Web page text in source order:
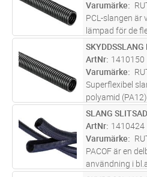
mer
Varumärke
PCL-slangen är
lämpad för de
Bra böjlighet
torra och låga
mer
M Lägg i
SKYDDSSLANG
ArtNr 1410150
Varumärke
Superflexibel
polyamid
robotar och
Mycket lämpad
extrem UV-
mer
M Lägg i
SLANG
ArtNr 1410424
Varumärke
PACOF är en
användning i